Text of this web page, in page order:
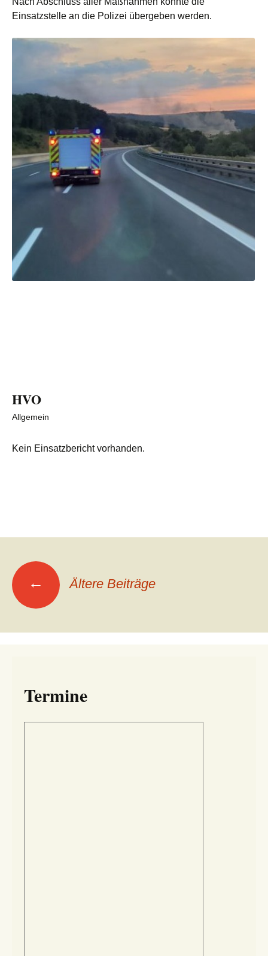
Einsatzstelle an die Polizei übergeben werden.
HVO
Allgemein
Kein Einsatzbericht vorhanden.
Beitragsnavigation
← Ältere Beiträge
Termine